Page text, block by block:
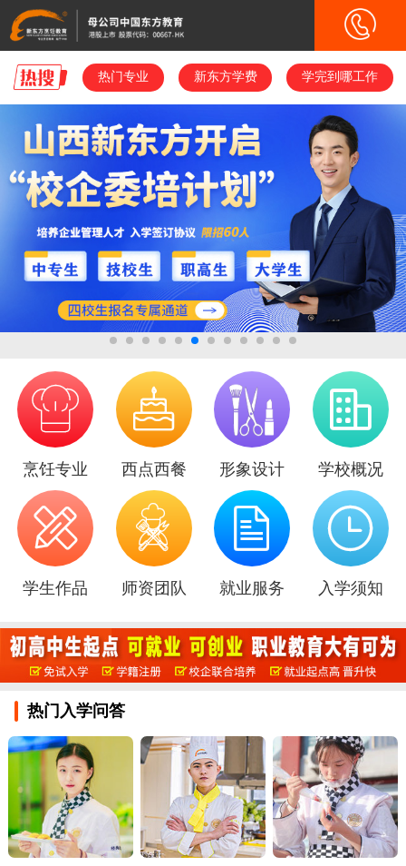
热门专业 新东方学费 学完到哪工作
热门专业 新东方学费 学完到哪工作

烹饪专业 西点西餐 形象设计 学校概况
学生作品 师资团队 就业服务 入学须知
热门入学问答